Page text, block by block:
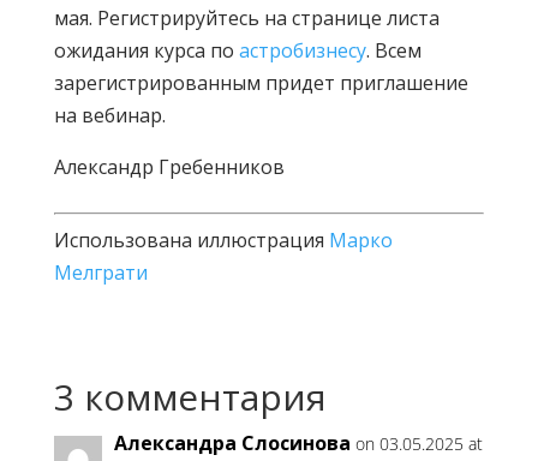
мая. Регистрируйтесь на странице листа
ожидания курса по астробизнесу. Всем
зарегистрированным придет приглашение
на вебинар.
Александр Гребенников
Использована иллюстрация Марко
Мелграти
3 комментария
Александра Слосинова on 03.05.2025 at